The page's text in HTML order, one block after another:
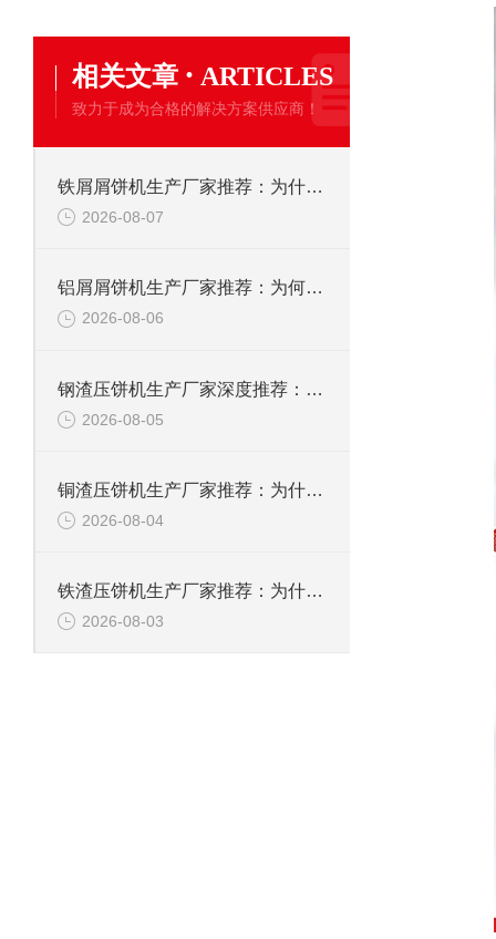
相关文章 · ARTICLES
致力于成为合格的解决方案供应商！
铁屑屑饼机生产厂家推荐：为什么恩派特是您的优选伙伴
2026-08-07
铝屑屑饼机生产厂家推荐：为何恩派特成为金属回收行业的“隐形优选”？
2026-08-06
钢渣压饼机生产厂家深度推荐：为何恩派特成为高净值产线的优选
2026-08-05
铜渣压饼机生产厂家推荐：为什么恩派特成为众多企业的信赖？
2026-08-04
铁渣压饼机生产厂家推荐：为什么恩派特成为众多企业的优选？
2026-08-03